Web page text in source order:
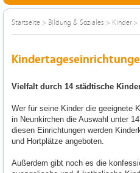
Startseite > Bildung & Soziales > Kinder>
Vielfalt durch 14 städtische
Wer für seine Kinder die geeignete
in Neunkirchen die Auswahl unter
diesen Einrichtungen werden
und Hortplätze angeboten.
Außerdem gibt noch es die